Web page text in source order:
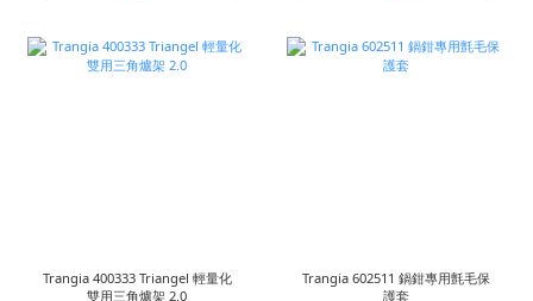
Trangia 400333 Triangel 輕量化
雙用三角爐架 2.0
Trangia 602511 鍋鉗專用氈毛保
護套